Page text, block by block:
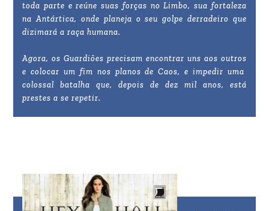
toda parte e reúne suas forças no Limbo, sua fortaleza
na Antártica, onde planeja o seu golpe derradeiro que
dizimará a raça humana.
Agora, os Guardiões precisam encontrar uns aos outros
e colocar um fim nos planos de Caos, e impedir uma
colossal batalha que, depois de dez mil anos, está
prestes a se repetir.